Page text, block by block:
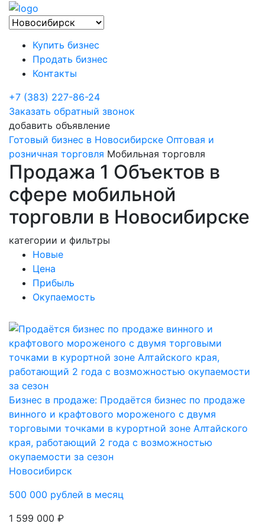
Купить бизнес
Продать бизнес
Контакты
+7 (383) 227-86-24
Заказать обратный звонок
добавить объявление
Готовый бизнес в Новосибирске Оптовая и
розничная торговля Мобильная торговля
Продажа 1 Объектов в
сфере мобильной
торговли в Новосибирске
категории и фильтры
Новые
Цена
Прибыль
Окупаемость
Бизнес в продаже: Продаётся бизнес по продаже
винного и крафтового мороженого с двумя
торговыми точками в курортной зоне Алтайского
края, работающий 2 года с возможностью
окупаемости за сезон
Новосибирск
500 000 рублей в месяц
1 599 000 ₽